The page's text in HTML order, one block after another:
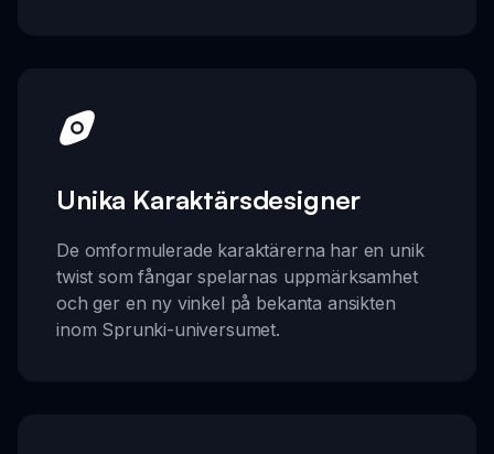
Unika Karaktärsdesigner
De omformulerade karaktärerna har en unik
twist som fångar spelarnas uppmärksamhet
och ger en ny vinkel på bekanta ansikten
inom Sprunki-universumet.